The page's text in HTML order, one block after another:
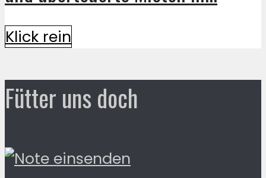
Klick rein
Fütter uns doch